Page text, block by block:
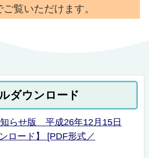
覧いただけます。
ダウンロード
らせ版 平成26年12月15日
ロード】 [PDF形式／